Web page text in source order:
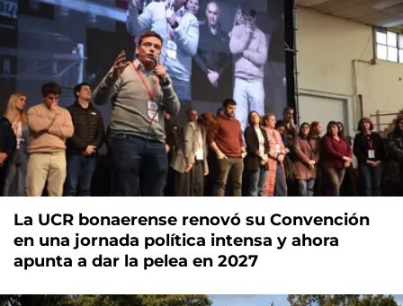
La UCR bonaerense renovó su Convención
en una jornada política intensa y ahora
apunta a dar la pelea en 2027